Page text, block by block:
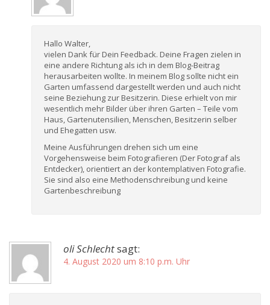
Hallo Walter,
vielen Dank für Dein Feedback. Deine Fragen zielen in
eine andere Richtung als ich in dem Blog-Beitrag
herausarbeiten wollte. In meinem Blog sollte nicht ein
Garten umfassend dargestellt werden und auch nicht
seine Beziehung zur Besitzerin. Diese erhielt von mir
wesentlich mehr Bilder über ihren Garten – Teile vom
Haus, Gartenutensilien, Menschen, Besitzerin selber
und Ehegatten usw.
Meine Ausführungen drehen sich um eine
Vorgehensweise beim Fotografieren (Der Fotograf als
Entdecker), orientiert an der kontemplativen Fotografie.
Sie sind also eine Methodenschreibung und keine
Gartenbeschreibung
oli Schlechtsagt:
4. August 2020 um 8:10 p.m. Uhr